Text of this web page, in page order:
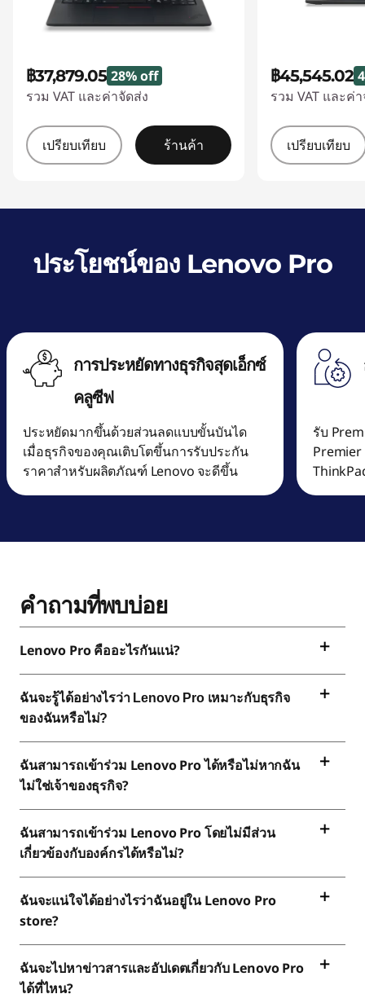
฿37,879.05 28% off
รวม VAT และค่าจัดส่ง
เปรียบเทียบ ร้านค้า
฿45,545.02
รวม VAT และค่
เปรียบเทียบ
ประโยชน์ของ Lenovo Pro
การประหยัดทางธุรกิจสุดเอ็กซ์
คลูซีฟ
ประหยัดมากขึ้นด้วยส่วนลดแบบขั้นบันได
เมื่อธุรกิจของคุณเติบโตขึ้นการรับประกัน
ราคาสำหรับผลิตภัณฑ์ Lenovo จะดีขึ้น
รับ
คำถามที่พบบ่อย
Lenovo Proคืออะไรกันแน่?
ฉันจะรู้ได้อย่างไรว่า Lenovo Pro เหมาะกับธุรกิจ
ของฉันหรือไม่?
ฉันสามารถเข้าร่วม LenovoProได้หรือไม่หากฉัน
ไม่ใช่เจ้าของธุรกิจ?
ฉันสามารถเข้าร่วม LenovoProโดยไม่มีส่วน
เกี่ยวข้องกับองค์กรได้หรือไม่?
ฉันจะแน่ใจได้อย่างไรว่าฉันอยู่ในLenovo Pro
store?
ฉันจะไปหาข่าวสารและอัปเดตเกี่ยวกับLenovoPro
ได้ที่ไหน?